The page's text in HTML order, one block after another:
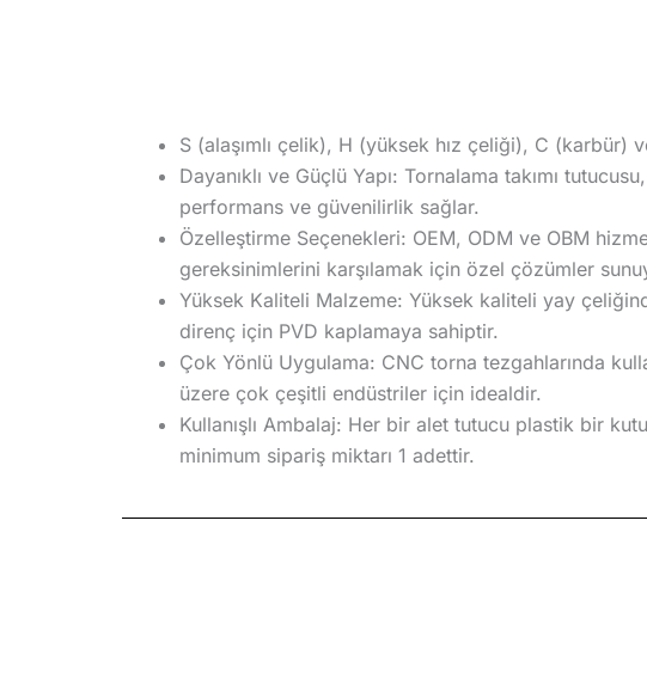
S (alaşımlı çelik), H (yüksek hız çeliği), C
Dayanıklı ve Güçlü Yapı: Tornalama takımı
performans ve güvenilirlik sağlar.
Özelleştirme Seçenekleri: OEM, ODM ve OBM
gereksinimlerini karşılamak için özel çözümler
Yüksek Kaliteli Malzeme: Yüksek kaliteli yay
direnç için PVD kaplamaya sahiptir.
Çok Yönlü Uygulama: CNC torna tezgahlarında
üzere çok çeşitli endüstriler için idealdir.
Kullanışlı Ambalaj: Her bir alet tutucu plastik bir
minimum sipariş miktarı 1 adettir.